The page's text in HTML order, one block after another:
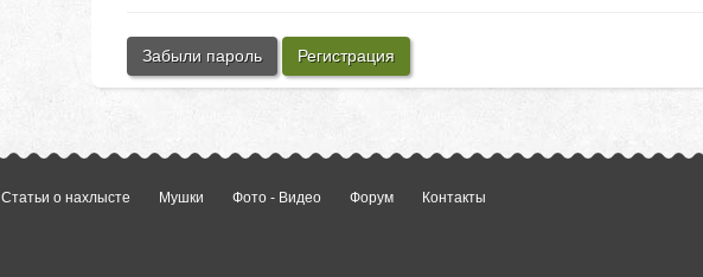
Забыли пароль Регистрация
Статьи о нахлысте Мушки Фото - Видео Форум Контакты